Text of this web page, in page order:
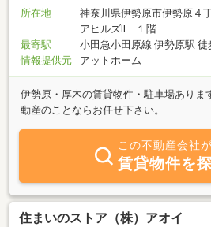
所在地
神奈川県伊勢原市伊勢原４
アヒルズⅡ １階
最寄駅
小田急小田原線 伊勢原駅 徒
情報提供元
アットホーム
伊勢原・厚木の賃貸物件・駐車場ありま
動産のことならお任せ下さい。
この不動産会社
賃貸物件を
住まいのストア（株）アオイ